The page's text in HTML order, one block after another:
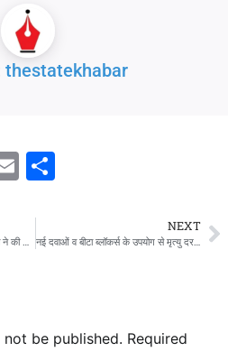
thestatekhabar
Email
बेटी के चाल चलन से परेशान होकर पिता ने की थी निर्मम हत्या,आरोपी पिता हुआ गिरफ्तार
NEXT
नई दवाओं व बीटा ब्लॉकर्स के उपयोग से मृत्यु दर में आई है कमी- डॉ.अवधेश शर्मा
be published. Required